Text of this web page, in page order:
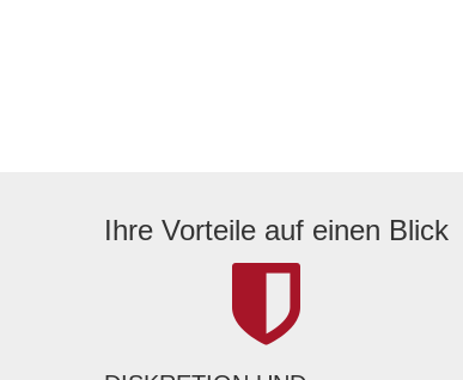
Ihre Vorteile auf einen Blick